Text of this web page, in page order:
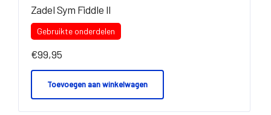
Zadel Sym Fiddle II
Gebruikte onderdelen
€99,95
Toevoegen aan winkelwagen